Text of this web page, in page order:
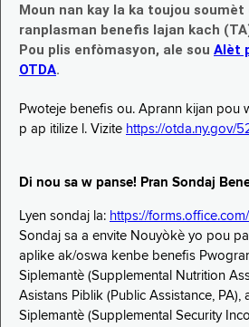
Moun nan kay la ka toujou soumèt
ranplasman benefis lajan kach
Pou plis enfòmasyon, ale sou Alèt
OTDA.
Pwoteje benefis ou. Aprann kijan pou
p ap itilize l. Vizite https://otda.ny.gov/
Di nou sa w panse! Pran Sondaj
Lyen sondaj la: https://
Sondaj sa a envite Nouyòkè yo pou
aplike ak/oswa kenbe benefis
Siplemantè (Supplemental Nutrition
Asistans Piblik (Public Assistance, PA),
Siplemantè (Supplemental Security